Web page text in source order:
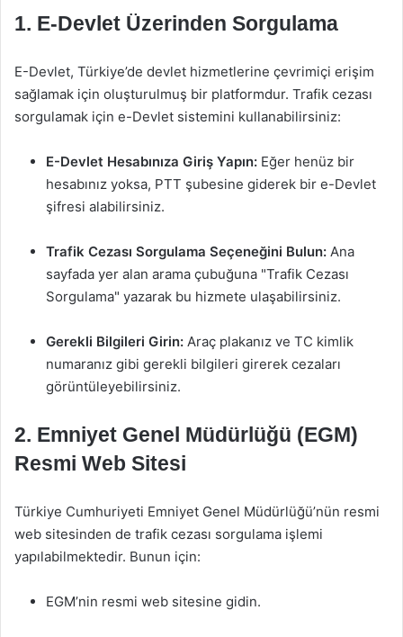
1. E-Devlet Üzerinden Sorgulama
E-Devlet, Türkiye’de devlet hizmetlerine çevrimiçi erişim
sağlamak için oluşturulmuş bir platformdur. Trafik cezası
sorgulamak için e-Devlet sistemini kullanabilirsiniz:
E-Devlet Hesabınıza Giriş Yapın: Eğer henüz bir
hesabınız yoksa, PTT şubesine giderek bir e-Devlet
şifresi alabilirsiniz.
Trafik Cezası Sorgulama Seçeneğini Bulun: Ana
sayfada yer alan arama çubuğuna "Trafik Cezası
Sorgulama" yazarak bu hizmete ulaşabilirsiniz.
Gerekli Bilgileri Girin: Araç plakanız ve TC kimlik
numaranız gibi gerekli bilgileri girerek cezaları
görüntüleyebilirsiniz.
2. Emniyet Genel Müdürlüğü (EGM)
Resmi Web Sitesi
Türkiye Cumhuriyeti Emniyet Genel Müdürlüğü’nün resmi
web sitesinden de trafik cezası sorgulama işlemi
yapılabilmektedir. Bunun için:
EGM’nin resmi web sitesine gidin.